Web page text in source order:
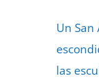
Un
las